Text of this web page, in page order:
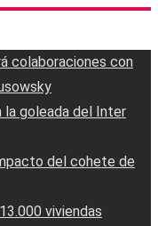
colaboraciones con
la goleada del Inter
del cohete de
viviendas